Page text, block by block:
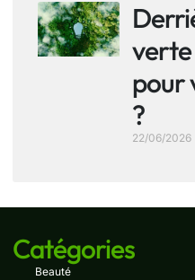
verte
pour
?
22/06/2026
Catégories
Beauté